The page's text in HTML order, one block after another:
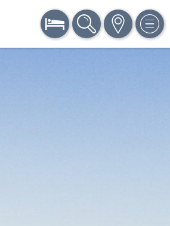
BUCHEN SUCHE KARTE MENÜ